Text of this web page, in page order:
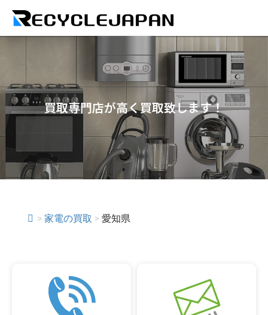
買取専門店が高く買取致します！
> 家電の買取 > 愛知県